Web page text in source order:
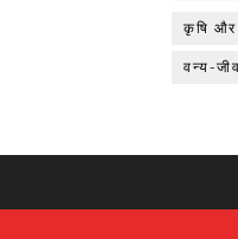
कृषि और
वन्य-जीव